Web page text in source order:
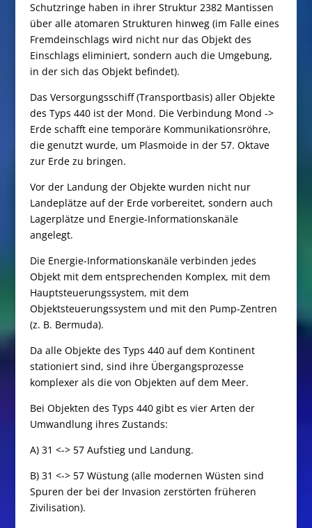
Schutzringe haben in ihrer Struktur 2382 Mantissen
über alle atomaren Strukturen hinweg (im Falle eines
Fremdeinschlags wird nicht nur das Objekt des
Einschlags eliminiert, sondern auch die Umgebung,
in der sich das Objekt befindet).
Das Versorgungsschiff (Transportbasis) aller Objekte
des Typs 440 ist der Mond. Die Verbindung Mond ->
Erde schafft eine temporäre Kommunikationsröhre,
die genutzt wurde, um Plasmoide in der 57. Oktave
zur Erde zu bringen.
Vor der Landung der Objekte wurden nicht nur
Landeplätze auf der Erde vorbereitet, sondern auch
Lagerplätze und Energie-Informationskanäle
angelegt.
Die Energie-Informationskanäle verbinden jedes
Objekt mit dem entsprechenden Komplex, mit dem
Hauptsteuerungssystem, mit dem
Objektsteuerungssystem und mit den Pump-Zentren
(z. B. Bermuda).
Da alle Objekte des Typs 440 auf dem Kontinent
stationiert sind, sind ihre Übergangsprozesse
komplexer als die von Objekten auf dem Meer.
Bei Objekten des Typs 440 gibt es vier Arten der
Umwandlung ihres Zustands:
A) 31 <-> 57 Aufstieg und Landung.
B) 31 <-> 57 Wüstung (alle modernen Wüsten sind
Spuren der bei der Invasion zerstörten früheren
Zivilisation).